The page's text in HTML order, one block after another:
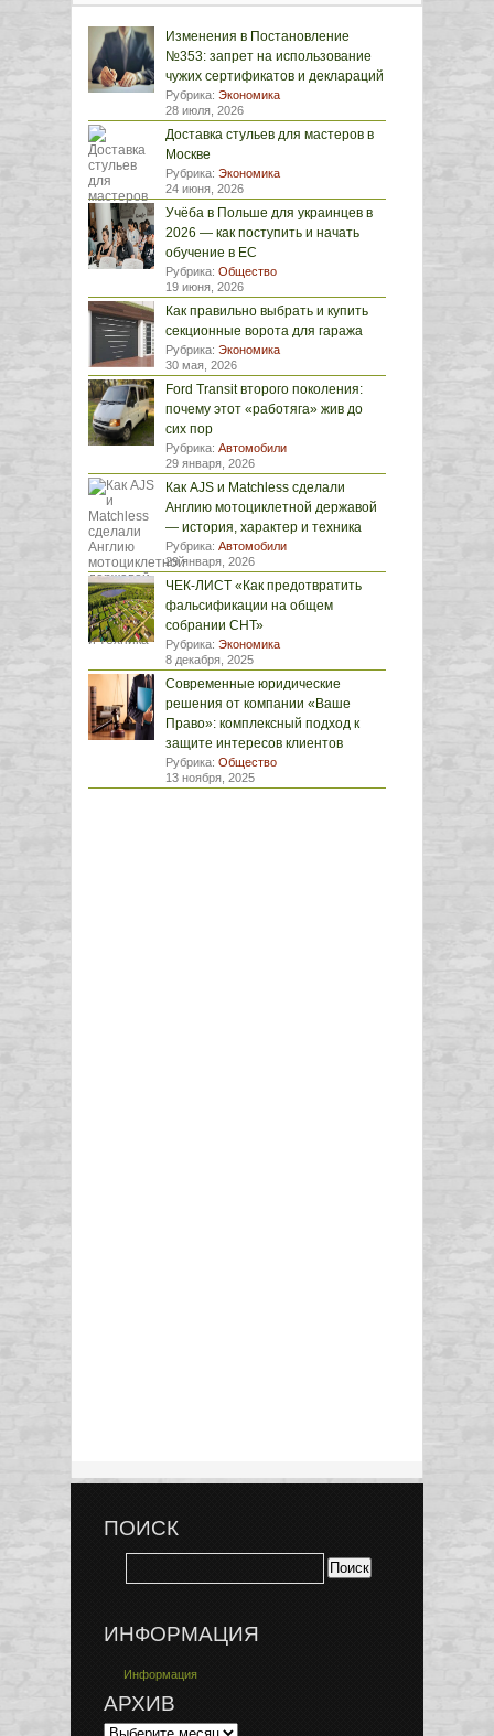
Изменения в Постановление
№353: запрет на использование
чужих сертификатов и деклараций
Рубрика: Экономика
28 июля, 2026
Доставка стульев для мастеров в
Москве
Рубрика: Экономика
24 июня, 2026
Учёба в Польше для украинцев в
2026 — как поступить и начать
обучение в ЕС
Рубрика: Общество
19 июня, 2026
Как правильно выбрать и купить
секционные ворота для гаража
Рубрика: Экономика
30 мая, 2026
Ford Transit второго поколения:
почему этот «работяга» жив до
сих пор
Рубрика: Автомобили
29 января, 2026
Как AJS и Matchless сделали
Англию мотоциклетной державой
— история, характер и техника
Рубрика: Автомобили
29 января, 2026
ЧЕК-ЛИСТ «Как предотвратить
фальсификации на общем
собрании СНТ»
Рубрика: Экономика
8 декабря, 2025
Современные юридические
решения от компании «Ваше
Право»: комплексный подход к
защите интересов клиентов
Рубрика: Общество
13 ноября, 2025
ПОИСК
ИНФОРМАЦИЯ
Информация
АРХИВ